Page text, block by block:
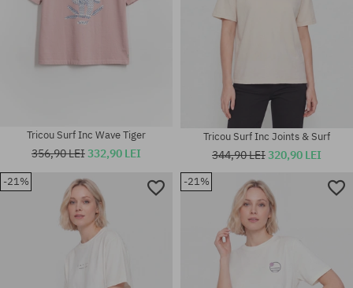
Mărimi existente:
Mărimi existente:
Tricou Surf Inc Wave Tiger
356,90 LEI332,90 LEI
Tricou Surf Inc Joints & Surf
344,90 LEI320,90 LEI
-21% -21%